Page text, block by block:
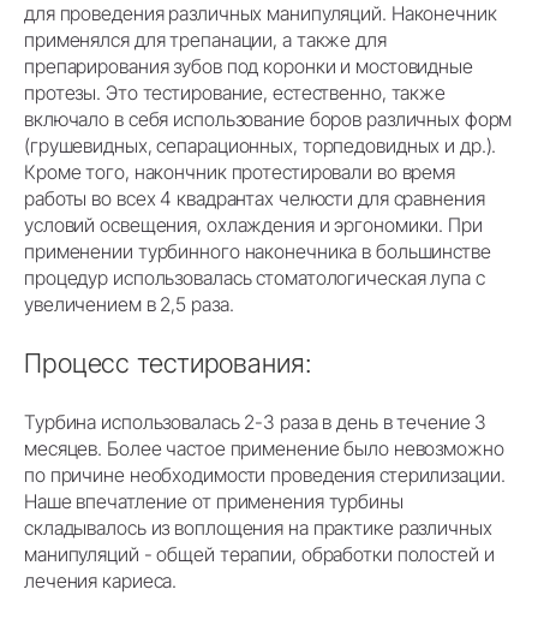
для проведения различных манипуляций. Наконечник
применялся для трепанации, а также для
препарирования зубов под коронки и мостовидные
протезы. Это тестирование, естественно, также
включало в себя использование боров различных форм
(грушевидных, сепарационных, торпедовидных и др.).
Кроме того, накончник протестировали во время
работы во всех 4 квадрантах челюсти для сравнения
условий освещения, охлаждения и эргономики. При
применении турбинного наконечника в большинстве
процедур использовалась стоматологическая лупа с
увеличением в 2,5 раза.
Процесс тестирования:
Турбина использовалась 2-3 раза в день в течение 3
месяцев. Более частое применение было невозможно
по причине необходимости проведения стерилизации.
Наше впечатление от применения турбины
складывалось из воплощения на практике различных
манипуляций - общей терапии, обработки полостей и
лечения кариеса.